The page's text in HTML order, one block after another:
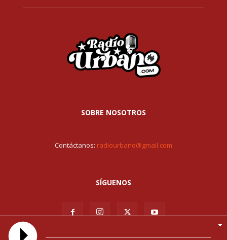
SOBRE NOSOTROS
Contáctanos: radiourbano@gmail.com
SÍGUENOS